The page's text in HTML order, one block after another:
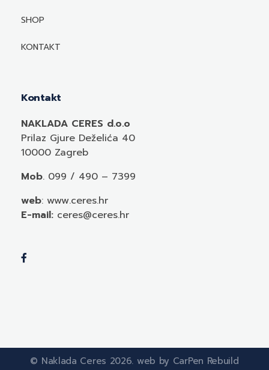
Mediji o autorima i njihovim naslovima
SHOP
KONTAKT
Kontakt
NAKLADA CERES d.o.o
Prilaz Gjure Deželića 40
10000 Zagreb
Mob. 099 / 490 – 7399
web: www.ceres.hr
E-mail: ceres@ceres.hr
© Naklada Ceres 2026. web by CarPen Rebuild